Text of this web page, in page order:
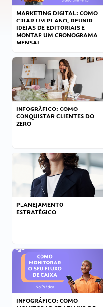
MARKETING DIGITAL: COMO
CRIAR UM PLANO, REUNIR
IDEIAS DE EDITORIAIS E
MONTAR UM CRONOGRAMA
MENSAL
INFOGRÁFICO: COMO
CONQUISTAR CLIENTES DO
ZERO
PLANEJAMENTO
ESTRATÉGICO
INFOGRÁFICO: COMO